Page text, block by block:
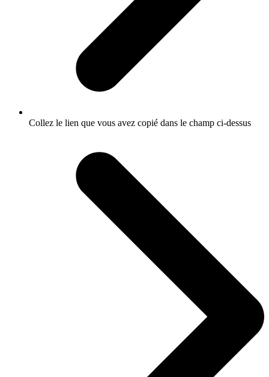
Collez le lien que vous avez copié dans le champ ci-dessus